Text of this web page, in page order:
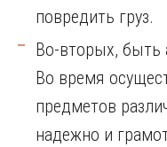
повредить груз.
Во-вторых,
Во время
предметов
надежно и